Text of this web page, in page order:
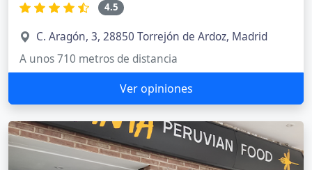
4.5
C. Aragón, 3, 28850 Torrejón de Ardoz, Madrid
A unos 710 metros de distancia
Ver opiniones